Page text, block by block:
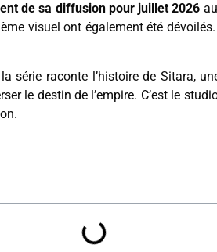
de sa diffusion pour juillet 2026
visuel ont également été
série raconte l’histoire de Sitara,
le destin de l’empire. C’est le